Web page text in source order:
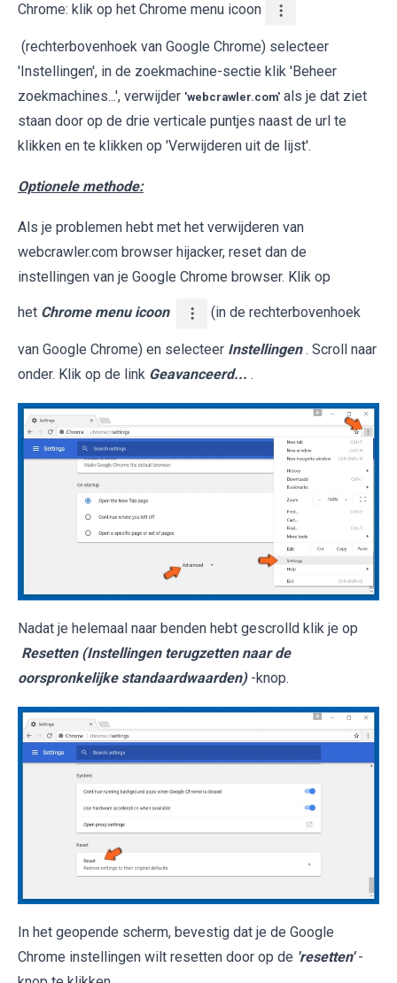
Chrome: klik op het Chrome menu icoon
(rechterbovenhoek van Google Chrome) selecteer
'Instellingen', in de zoekmachine-sectie klik 'Beheer
zoekmachines...', verwijder 'webcrawler.com' als je dat ziet
staan door op de drie verticale puntjes naast de url te
klikken en te klikken op 'Verwijderen uit de lijst'.
Optionele methode:
Als je problemen hebt met het verwijderen van
webcrawler.com browser hijacker, reset dan de
instellingen van je Google Chrome browser. Klik op
het Chrome menu icoon (in de rechterbovenhoek
van Google Chrome) en selecteer Instellingen . Scroll naar
onder. Klik op de link Geavanceerd... .
Nadat je helemaal naar benden hebt gescrolld klik je op
Resetten (Instellingen terugzetten naar de
oorspronkelijke standaardwaarden) -knop.
In het geopende scherm, bevestig dat je de Google
Chrome instellingen wilt resetten door op de 'resetten' -